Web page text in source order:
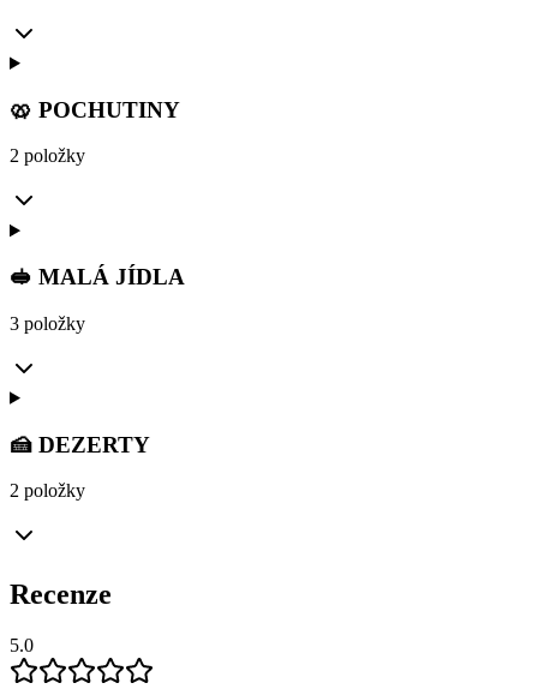
🥨 POCHUTINY
2 položky
🥪 MALÁ JÍDLA
3 položky
🍰 DEZERTY
2 položky
Recenze
5.0